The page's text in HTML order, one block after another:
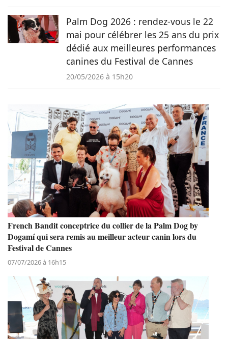
Palm Dog 2026 : rendez-vous le 22
mai pour célébrer les 25 ans du prix
dédié aux meilleures performances
canines du Festival de Cannes
20/05/2026 à 15h20
French Bandit conceptrice du collier de la Palm Dog by
Dogamí qui sera remis au meilleur acteur canin lors du
Festival de Cannes
07/07/2026 à 16h15